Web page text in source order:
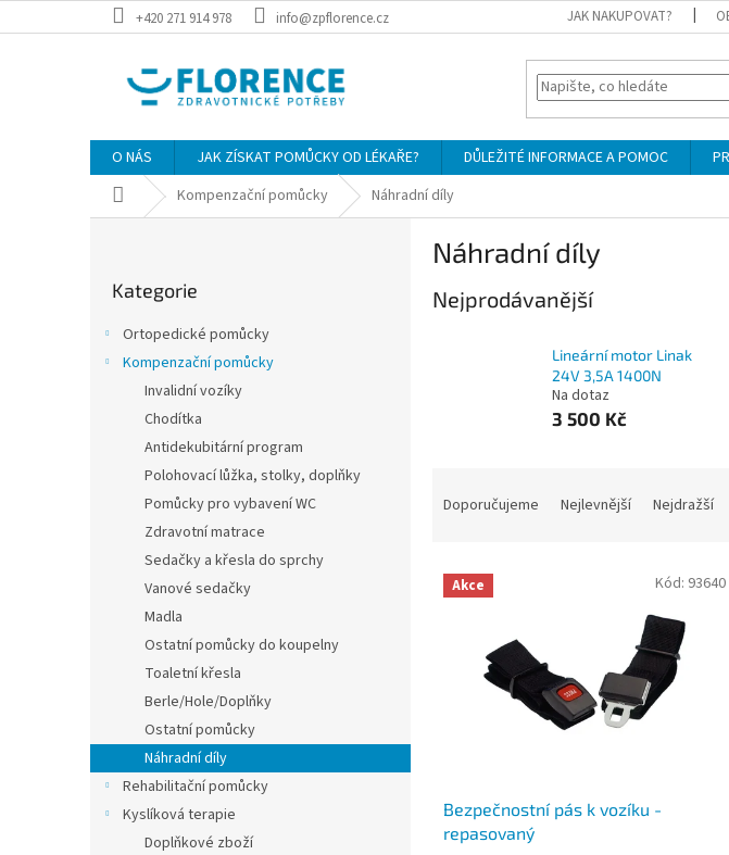
na
+420 271 914 978 info@zpflorence.cz JAK NAKUPOVAT?
O NÁS JAK ZÍSKAT POMŮCKY OD LÉKAŘE? DŮLEŽITÉ INFORMACE A POMOC
Domů Kompenzační pomůcky Náhradní díly
kategorie
Kategorie
Ortopedické pomůcky
Kompenzační pomůcky
Invalidní vozíky
Chodítka
Antidekubitární program
Polohovací lůžka, stolky, doplňky
Pomůcky pro vybavení WC
Zdravotní matrace
Sedačky a křesla do sprchy
Vanové sedačky
Madla
Ostatní pomůcky do koupelny
Toaletní křesla
Berle/Hole/Doplňky
Ostatní pomůcky
Náhradní díly
Rehabilitační pomůcky
Kyslíková terapie
Doplňkové zboží
Náhradní díly
Nejprodávanější
Lineární motor Linak
24V 3,5A 1400N
Na dotaz
3 500 Kč
n
Doporučujeme Nejlevnější Nejdražší
V Akce
Bezpečnostní pás k vozíku -
repasovaný
Kód: 93640